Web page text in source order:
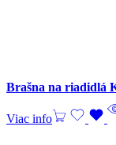
Brašna na riadidlá
Viac info